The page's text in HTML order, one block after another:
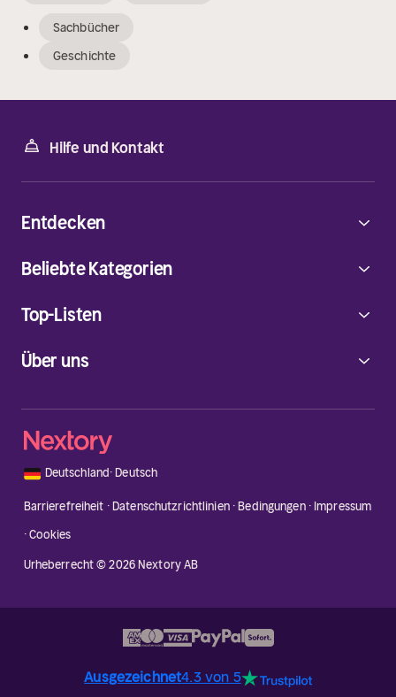
Sachbücher
Geschichte
Hilfe und Kontakt
Über uns
Entdecken
Beliebte Kategorien
Top-Listen
🇩🇪 Deutschland·Deutsch
Barrierefreiheit ·Datenschutzrichtlinien·Bedingungen· Impressum
·Cookies
Urheberrecht © 2026 Nextory AB
Ausgezeichnet4.3 von 5